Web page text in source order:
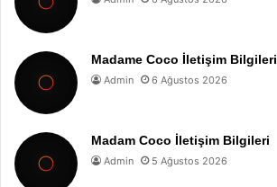
Madame Coco İletişim Bilgileri
Admin 6 Ağustos 2026
Madam Coco İletişim Bilgileri
Admin 5 Ağustos 2026